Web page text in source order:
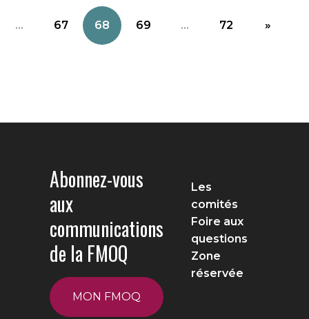
... 67 68 69 ... 72 »
Abonnez-vous
aux
communications
de la FMOQ
MON FMOQ
Les
comités
Foire aux
questions
Zone
réservée